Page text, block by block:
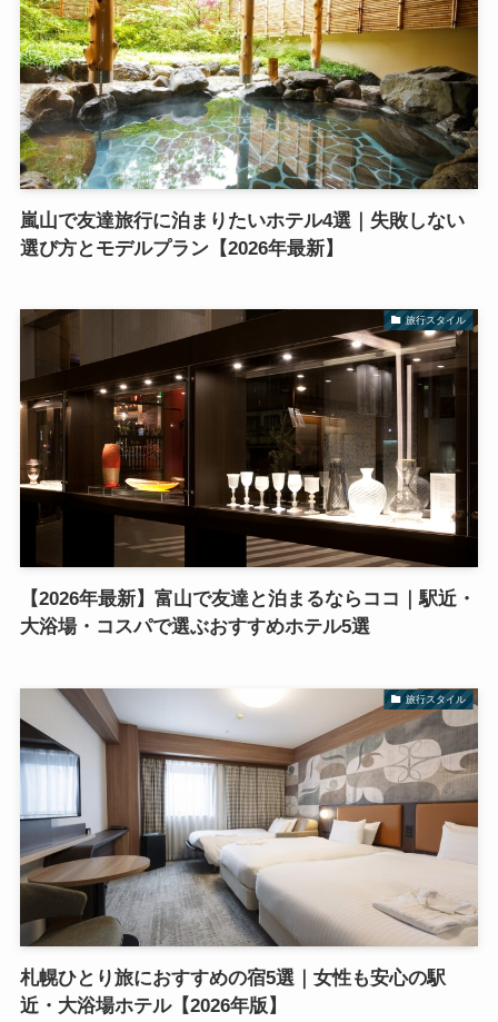
嵐山で友達旅行に泊まりたいホテル4選｜失敗しない
選び方とモデルプラン【2026年最新】
旅行スタイル
【2026年最新】富山で友達と泊まるならココ｜駅近・
大浴場・コスパで選ぶおすすめホテル5選
旅行スタイル
札幌ひとり旅におすすめの宿5選｜女性も安心の駅
近・大浴場ホテル【2026年版】